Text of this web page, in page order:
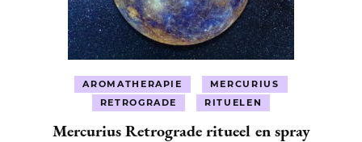
AROMATHERAPIE
MERCURIUS
RETROGRADE
RITUELEN
Mercurius Retrograde ritueel en spray